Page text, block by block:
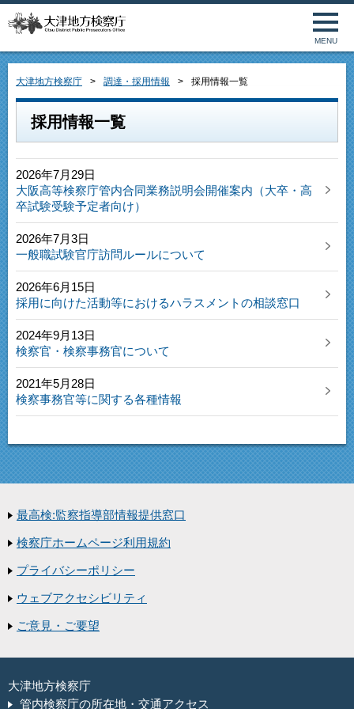
MENU
大津地方検察庁 調達・採用情報 採用情報一覧
採用情報一覧
2026年7月29日
大阪高等検察庁管内合同業務説明会開催案内（大卒・高
卒試験受験予定者向け）
2026年7月3日
一般職試験官庁訪問ルールについて
2026年6月15日
採用に向けた活動等におけるハラスメントの相談窓口
2024年9月13日
検察官・検察事務官について
2021年5月28日
検察事務官等に関する各種情報
最高検:監察指導部情報提供窓口
検察庁ホームページ利用規約
プライバシーポリシー
ウェブアクセシビリティ
ご意見・ご要望
大津地方検察庁
管内検察庁の所在地・交通アクセス